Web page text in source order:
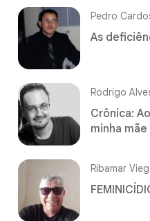
Pedro
As
Rodrigo
Crônica:
minha mãe
Ribamar